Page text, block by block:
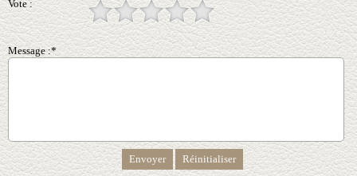
Vote :
Message :*